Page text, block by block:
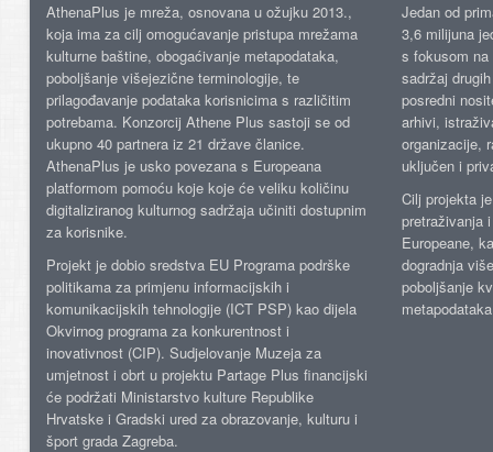
AthenaPlus je mreža, osnovana u ožujku 2013.,
koja ima za cilj omogućavanje pristupa mrežama
kulturne baštine, obogaćivanje metapodataka,
poboljšanje višejezične terminologije, te
prilagođavanje podataka korisnicima s različitim
potrebama. Konzorcij Athene Plus sastoji se od
ukupno 40 partnera iz 21 države članice.
AthenaPlus je usko povezana s Europeana
platformom pomoću koje koje će veliku količinu
digitaliziranog kulturnog sadržaja učiniti dostupnim
za korisnike.
Projekt je dobio sredstva EU Programa podrške
politikama za primjenu informacijskih i
komunikacijskih tehnologije (ICT PSP) kao dijela
Okvirnog programa za konkurentnost i
inovativnost (CIP). Sudjelovanje Muzeja za
umjetnost i obrt u projektu Partage Plus financijski
će podržati Ministarstvo kulture Republike
Hrvatske i Gradski ured za obrazovanje, kulturu i
šport grada Zagreba.
Jedan od
3,6 milijuna
s fokusom
sadržaj
posredni
arhivi,
organizacije,
uključen i
Cilj projekta
pretraživanja
Europeane,
dogradnja
poboljšanje